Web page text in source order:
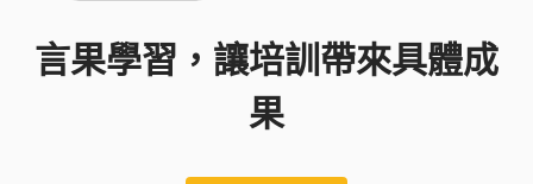
言果學習，讓培訓帶來具體成
果